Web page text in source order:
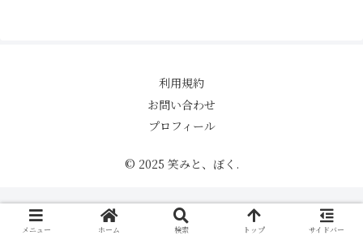
利用規約
お問い合わせ
プロフィール
© 2025 笑みと、ぼく.
メニュー ホーム 検索 トップ サイドバー